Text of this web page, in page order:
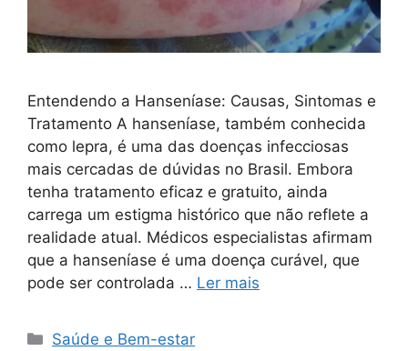
Entendendo a Hanseníase: Causas, Sintomas e
Tratamento A hanseníase, também conhecida
como lepra, é uma das doenças infecciosas
mais cercadas de dúvidas no Brasil. Embora
tenha tratamento eficaz e gratuito, ainda
carrega um estigma histórico que não reflete a
realidade atual. Médicos especialistas afirmam
que a hanseníase é uma doença curável, que
pode ser controlada … Ler mais
Categorias
Saúde e Bem-estar